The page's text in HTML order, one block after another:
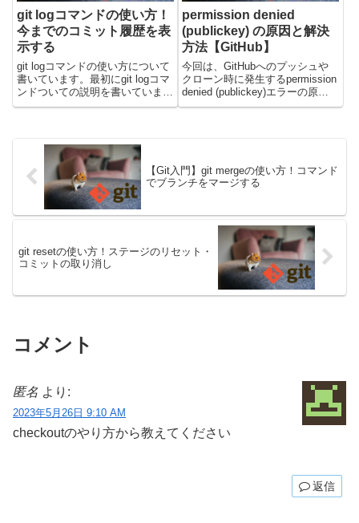
git logコマンドの使い方！
今までのコミット履歴を表
示する
git logコマンドの使い方について
書いています。最初にgit logコマ
ンドついての説明を書いていま
す。その後に、コマンドの使い方
す。git logコマンドでGitの履歴を
見る...
permission denied
(publickey) の原因と解決
方法【GitHub】
今回は、GitHubへのプッシュや
クローン時に発生するpermission
denied (publickey)エラーの原因
と解決方法について解説します。
【Git入門】git mergeの使い方！コマンド
でブランチをマージする
git resetの使い方！ステージのリセット・
コミットの取り消し
コメント
匿名 より:
2023年5月26日 9:10 AM
checkoutのやり方から教えてください
返信